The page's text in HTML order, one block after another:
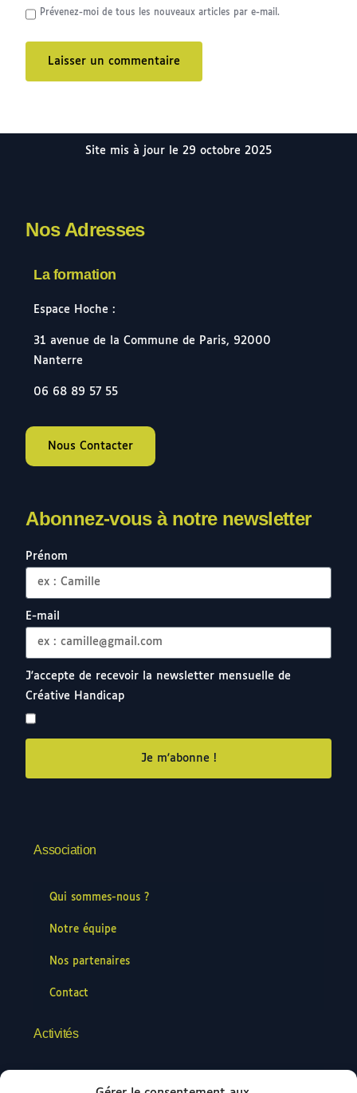
Prévenez-moi de tous les nouveaux articles par e-mail.
Site mis à jour le 29 octobre 2025
Nos Adresses
La formation
Espace Hoche :
31 avenue de la Commune de Paris, 92000
Nanterre
06 68 89 57 55
Nous Contacter
Abonnez-vous à notre newsletter
Prénom
E-mail
J'accepte de recevoir la newsletter mensuelle de
Créative Handicap
Je m'abonne !
Association
Qui sommes-nous ?
Notre équipe
Nos partenaires
Contact
Activités